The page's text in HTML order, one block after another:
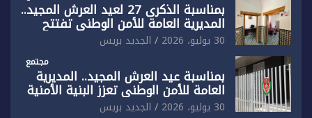
بمناسبة الذكرى 27 لعيد العرش المجيد..
المديرية العامة للأمن الوطني تفتتح
المقر الجديد لفرقة الشرطة السياحية
بفاس30 يوليو، 2026 الجديد بريس
مجتمع
بمناسبة عيد العرش المجيد.. المديرية
العامة للأمن الوطني تعزز البنية الأمنية
بالناظور بإحداث فرقتين جديدتين
30 يوليو، 2026 الجديد بريس